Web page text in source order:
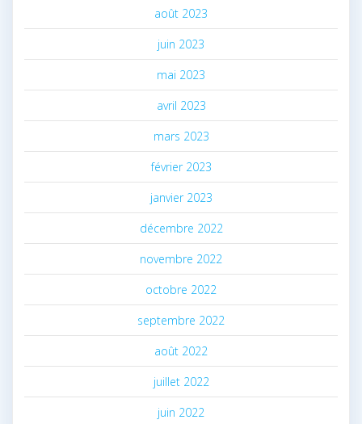
août 2023
juin 2023
mai 2023
avril 2023
mars 2023
février 2023
janvier 2023
décembre 2022
novembre 2022
octobre 2022
septembre 2022
août 2022
juillet 2022
juin 2022